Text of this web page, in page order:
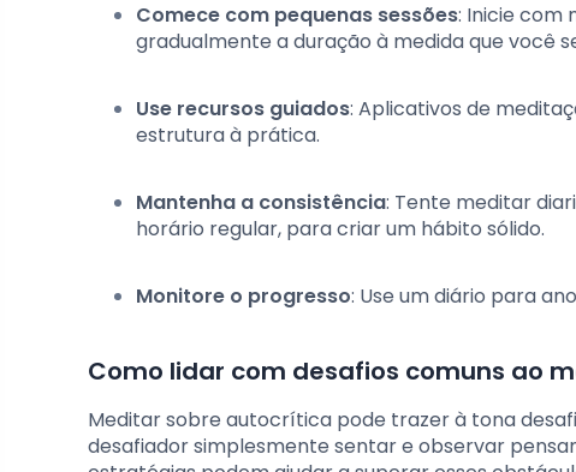
Comece com pequenas sessões: Inicie com
gradualmente a duração à medida que você
Use recursos guiados: Aplicativos de
estrutura à prática.
Mantenha a consistência: Tente meditar
horário regular, para criar um hábito sólido.
Monitore o progresso: Use um diário para
Como lidar com desafios comuns ao
Meditar sobre autocrítica pode trazer à tona
desafiador simplesmente sentar e observar